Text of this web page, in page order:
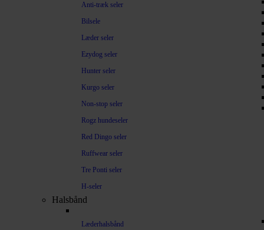
Anti-træk seler
Bilsele
Læder seler
Ezydog seler
Hunter seler
Kurgo seler
Non-stop seler
Rogz hundeseler
Red Dingo seler
Ruffwear seler
Tre Ponti seler
H-seler
Halsbånd
Læderhalsbånd